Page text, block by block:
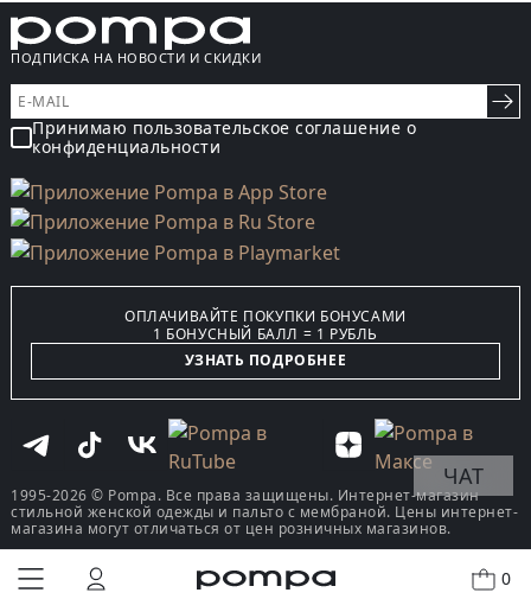
0
КУПИТЬ В ОДИН КЛИК
ПОДПИСКА НА НОВОСТИ И СКИДКИ
Принимаю пользовательское соглашение о
конфиденциальности
ОПЛАЧИВАЙТЕ ПОКУПКИ БОНУСАМИ
1 БОНУСНЫЙ БАЛЛ = 1 РУБЛЬ
УЗНАТЬ ПОДРОБНЕЕ
1995-2026 © Pompa. Все права защищены. Интернет-магазин
стильной женской одежды и пальто с мембраной. Цены интернет-
магазина могут отличаться от цен розничных магазинов.
ЧАТ